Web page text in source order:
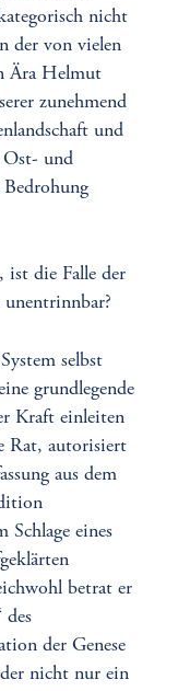
nicht
der von vielen
Ära Helmut
zunehmend
und
Ost- und
Bedrohung
ist die Falle der
selbst
grundlegende
Kraft einleiten
Rat, autorisiert
aus dem
Schlage eines
betrat er
des
der Genese
nicht nur ein